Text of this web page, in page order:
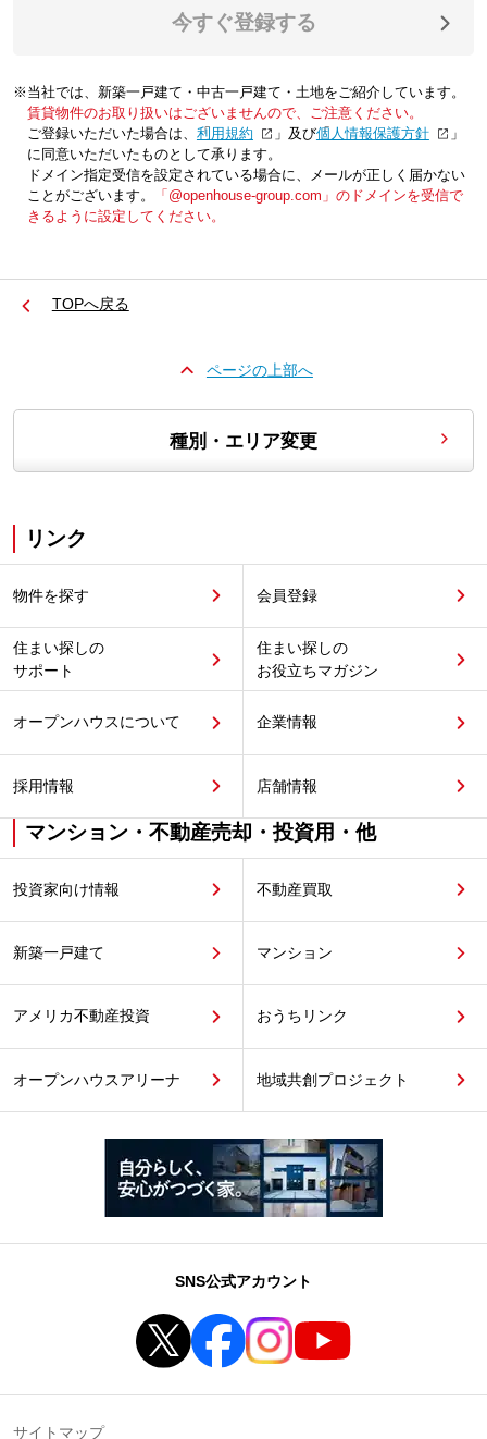
今すぐ登録する
※当社では、新築一戸建て・中古一戸建て・土地をご紹介しています。
賃貸物件のお取り扱いはございませんので、ご注意ください。
ご登録いただいた場合は、「利用規約 」及び「個人情報保護方針
」
に同意いただいたものとして承ります。
ドメイン指定受信を設定されている場合に、メールが正しく届かない
ことがございます。
「@openhouse-group.com」のドメインを受信で
きるように設定してください。
TOPへ戻る
ページの上部へ
種別・エリア変更
リンク
物件を探す 会員登録
住まい探しの
サポート
住まい探しの
お役立ちマガジン
オープンハウスについて 企業情報
採用情報 店舗情報
マンション・不動産売却・投資用・他
投資家向け情報 不動産買取
新築一戸建て マンション
アメリカ不動産投資 おうちリンク
オープンハウスアリーナ 地域共創プロジェクト
SNS公式アカウント
サイトマップ